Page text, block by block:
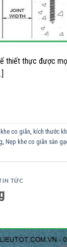
thiết thực được
co giãn, kích thước
, Nẹp khe co giãn sàn
TỨC